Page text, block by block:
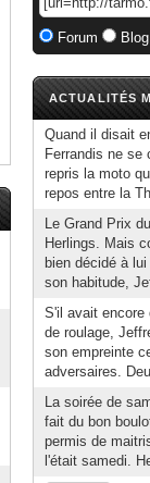
Forum
ACTUALITÉS
Quand il disait
Ferrandis ne se
repris la moto
repos entre la
Le Grand Prix
Herlings. Mais
bien décidé à
son habitude,
S'il avait encore
de roulage,
son empreinte
adversaires.
La soirée de
fait du bon
permis de
l'était samedi.